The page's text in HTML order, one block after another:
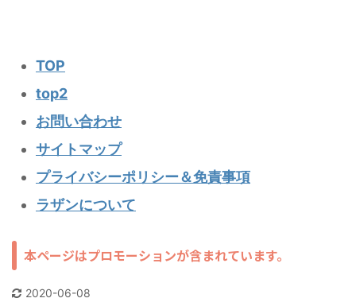
TOP
top2
お問い合わせ
サイトマップ
プライバシーポリシー＆免責事項
ラザンについて
本ページはプロモーションが含まれています。
2020-06-08